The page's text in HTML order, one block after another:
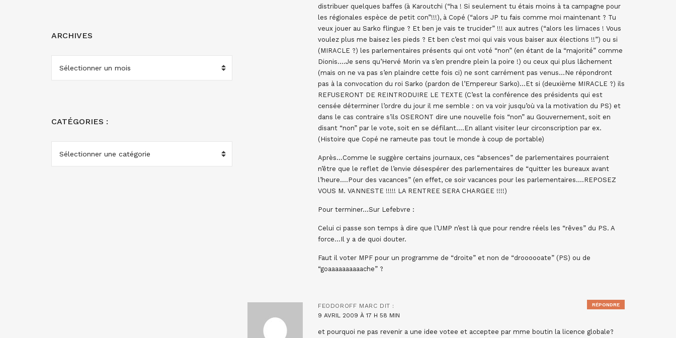
distribuer quelques baffes (à Karoutchi (“ha ! Si seulement tu étais moins à ta campagne pour
les régionales espèce de petit con”!!!), à Copé (“alors JP tu fais comme moi maintenant ? Tu
veux jouer au Sarko flingue ? Et ben je vais te trucider” !!! aux autres (“alors les limaces ! Vous
voulez plus me baisez les pieds ? Et ben c’est moi qui vais vous baiser aux élections !!”) ou si
(MIRACLE ?) les parlementaires présents qui ont voté “non” (en étant de la “majorité” comme
Dionis….Je sens qu’Hervé Morin va s’en prendre plein la poire !) ou ceux qui plus lâchement
(mais on ne va pas s’en plaindre cette fois ci) ne sont carrément pas venus…Ne répondront
pas à la convocation du roi Sarko (pardon de l’Empereur Sarko)…Et si (deuxième MIRACLE ?) ils
REFUSERONT DE REINTRODUIRE LE TEXTE (C’est la conférence des présidents qui est
censée déterminer l’ordre du jour il me semble : on va voir jusqu’où va la motivation du PS) et
dans le cas contraire s’ils OSERONT dire une nouvelle fois “non” au Gouvernement, soit en
disant “non” par le vote, soit en se défilant….En allant visiter leur circonscription par ex.
(Histoire que Copé ne rameute pas tout le monde à coup de portable)
Après…Comme le suggère certains journaux, ces “absences” de parlementaires pourraient
n’être que le reflet de l’envie désespérer des parlementaires de “quitter les bureaux avant
l’heure….Pour des vacances” (en effet, ce soir vacances pour les parlementaires….REPOSEZ
VOUS M. VANNESTE !!!!! LA RENTREE SERA CHARGEE !!!!)
Pour terminer…Sur Lefebvre :
Celui ci passe son temps à dire que l’UMP n’est là que pour rendre réels les “rêves” du PS. A
force…Il y a de quoi douter.
Faut il voter MPF pour un programme de “droite” et non de “droooooate” (PS) ou de
“goaaaaaaaaaache” ?
FEODOROFF MARC DIT :
9 AVRIL 2009 À 17 H 58 MIN
et pourquoi ne pas revenir a une idee votee et acceptee par mme boutin la licence globale?
RÉPONDRE
ARCHIVES
ARCHIVES
CATÉGORIES :
CATÉGORIES